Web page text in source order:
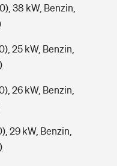
38 kW, Benzin,
25 kW, Benzin,
26 kW, Benzin,
29 kW, Benzin,